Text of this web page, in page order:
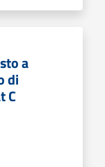
a
di
C